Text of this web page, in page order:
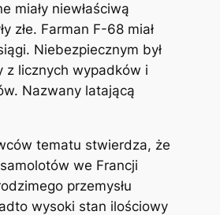
miały niewłaściwą
złe. Farman F-68 miał
Niebezpiecznym był
z licznych wypadków i
Nazwany latającą
tematu stwierdza, że
we Francji
przemysłu
wysoki stan ilościowy